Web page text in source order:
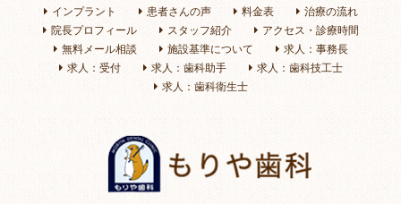
インプラント
患者さんの声 料金表
治療の流れ
院長プロフィール
スタッフ紹介
アクセス・診療時間
無料メール相談
施設基準について
求人：事務長
求人：受付
求人：歯科助手
求人：歯科技工士
求人：歯科衛生士